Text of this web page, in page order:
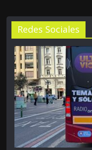
Redes Sociales